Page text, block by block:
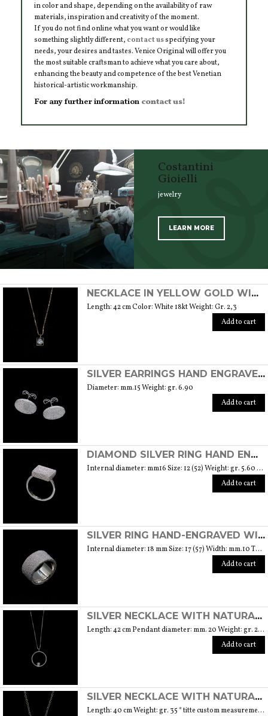
in color and shape, depending on the availability of raw
materials, inspiration and creativity of the moment.
If you do not find online what you want or would like
something slightly different, contact usspecifying your
needs, your desires and tastes. Venice Original will offer you
the most suitable craftsman to achieve what you care about,
enhancing the beauty and competence of the best Venetian
historical-artistic workmanship.
For any further information contact us!
Costantini
Gioielli
jewelry
LEARN MORE
NECKLACE IN YELLOW GOLD WITH NATURAL BRILLIANT CUT DIAMOND
Length: 42 cm Color: White 18kt Weight: Gr. 2,3
Add to cart
SILVER EARRINGS HAND ENGRAVED WITH A DIAMOND
Diameter: mm.15 Weight: gr. 6.90
Add to cart
DIAMOND SILVER RING HAND ENGRAVED WITH A DIAMOND
Internal diameter: mm16 Size: 12 (52) Weight: gr. 5.60 * all sizes made to order
Add to cart
SILVER RING HAND-ENGRAVED WITH A DIAMOND
Internal diameter: 18 mm Size: 17 (57) Width: mm.10 Thickness: 1.8 mm Weight: 12,20 gr * all sizes made to order.
Add to cart
SILVER NECKLACE WITH NATURAL DIAMOND
Length: 42 cm Pendant diameter: mm. 20 Weight: gr. 2.40
Add to cart
SILVER NECKLACE WITH NATURAL DIAMOND
Length: 40 cm Weight: gr. 35 * titte custom measurements